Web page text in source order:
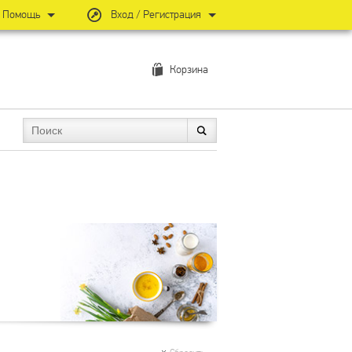
Корзина
Вход / Регистрация
Помощь